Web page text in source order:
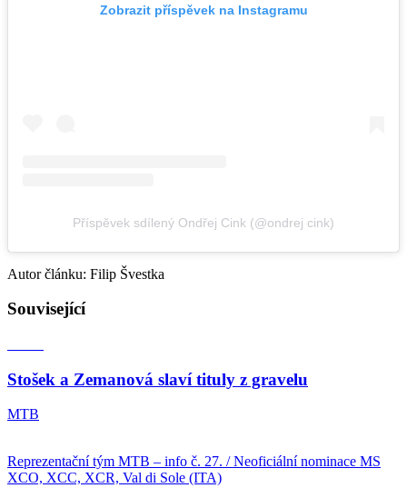
Zobrazit příspěvek na Instagramu
Příspěvek sdílený Ondřej Cink (@ondrej cink)
Autor článku: Filip Švestka
Související
Stošek a Zemanová slaví tituly z gravelu
MTB
Reprezentační tým MTB – info č. 27. / Neoficiální nominace MS
XCO, XCC, XCR, Val di Sole (ITA)